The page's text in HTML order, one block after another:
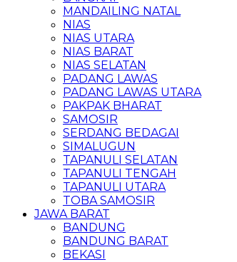
MANDAILING NATAL
NIAS
NIAS UTARA
NIAS BARAT
NIAS SELATAN
PADANG LAWAS
PADANG LAWAS UTARA
PAKPAK BHARAT
SAMOSIR
SERDANG BEDAGAI
SIMALUGUN
TAPANULI SELATAN
TAPANULI TENGAH
TAPANULI UTARA
TOBA SAMOSIR
JAWA BARAT
BANDUNG
BANDUNG BARAT
BEKASI